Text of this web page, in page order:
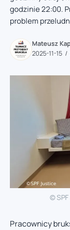
godzinie 22:00.
problem
Mateusz
2025-11-15
©
Pracownicy